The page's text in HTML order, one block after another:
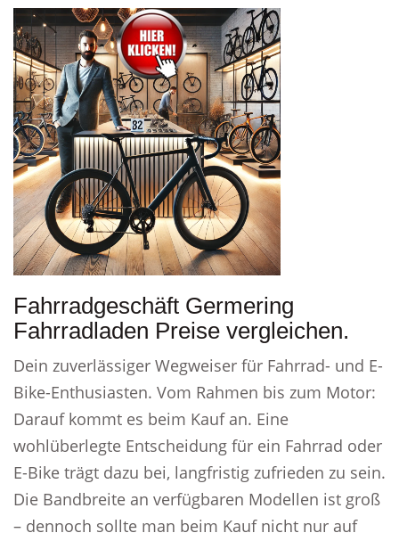
Fahrradgeschäft Germering
Fahrradladen Preise vergleichen.
Dein zuverlässiger Wegweiser für Fahrrad- und E-
Bike-Enthusiasten. Vom Rahmen bis zum Motor:
Darauf kommt es beim Kauf an. Eine
wohlüberlegte Entscheidung für ein Fahrrad oder
E-Bike trägt dazu bei, langfristig zufrieden zu sein.
Die Bandbreite an verfügbaren Modellen ist groß
– dennoch sollte man beim Kauf nicht nur auf